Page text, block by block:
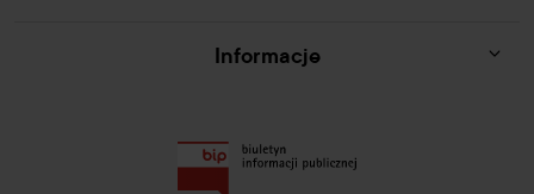
Informacje